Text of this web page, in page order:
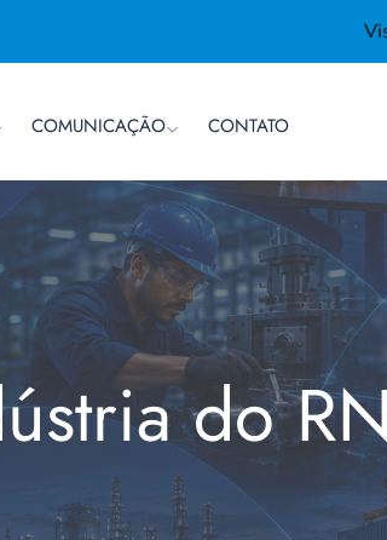
COMUNICAÇÃO CONTATO
do